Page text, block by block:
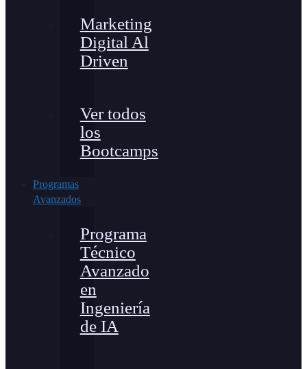
Marketing
Digital Al
Driven
Ver todos
los
Bootcamps
Programas
Avanzados
Programa
Técnico
Avanzado
en
Ingeniería
de IA